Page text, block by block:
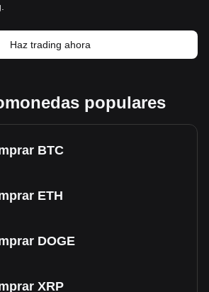
Haz trading ahora
populares
BTC
ETH
DOGE
XRP